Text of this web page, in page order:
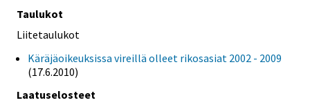
Taulukot
Liitetaulukot
Käräjäoikeuksissa vireillä olleet rikosasiat 2002 - 2009
(17.6.2010)
Laatuselosteet